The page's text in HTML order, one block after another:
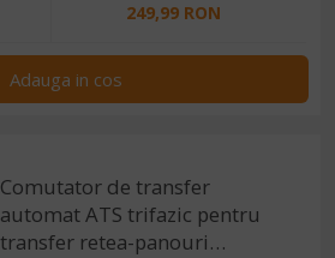
249,99 RON
Adauga in cos
Comutator de transfer
automat ATS trifazic pentru
transfer retea-panouri